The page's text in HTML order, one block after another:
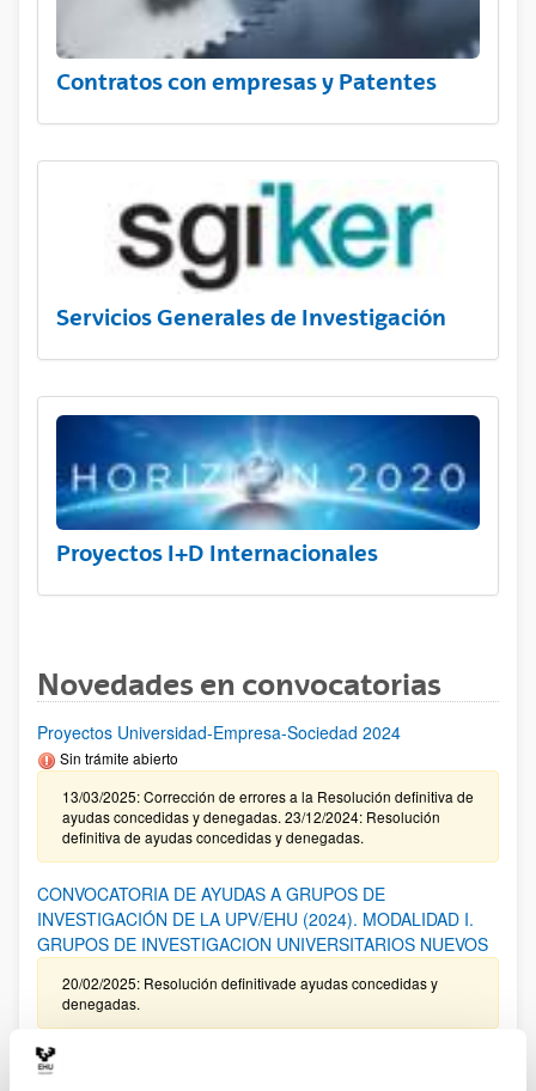
Contratos con empresas y Patentes
Servicios Generales de Investigación
Proyectos I+D Internacionales
Novedades en convocatorias
Proyectos Universidad-Empresa-Sociedad 2024
Sin trámite abierto
13/03/2025: Corrección de errores a la Resolución definitiva de
ayudas concedidas y denegadas. 23/12/2024: Resolución
definitiva de ayudas concedidas y denegadas.
CONVOCATORIA DE AYUDAS A GRUPOS DE
INVESTIGACIÓN DE LA UPV/EHU (2024). MODALIDAD I.
GRUPOS DE INVESTIGACION UNIVERSITARIOS NUEVOS
20/02/2025: Resolución definitivade ayudas concedidas y
denegadas.
Programa ELKARTEK 2025: Fase I. Ayudas a la